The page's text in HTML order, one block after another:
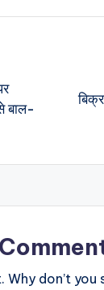
बाल-
Why don’t